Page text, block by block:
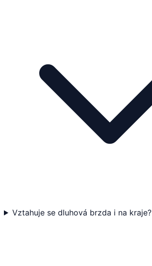
Vztahuje se dluhová brzda i na kraje?